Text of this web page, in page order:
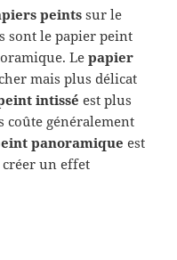
peints sur le
sont le papier peint
Lepapier
mais plus délicat
intissé est plus
coûte généralement
panoramique est
un effet